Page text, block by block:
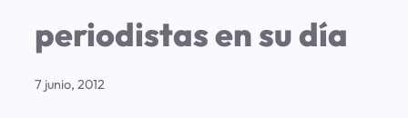
periodistas en su día
7 junio, 2012